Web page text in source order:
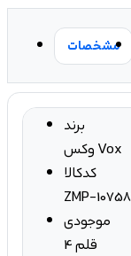
مشخصات
برند
وکس Vox
کدکالا
ZMP-
موجودی
4 قلم